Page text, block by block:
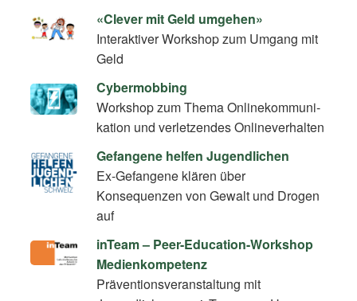
«Clever mit Geld umgehen»
Interaktiver Workshop zum Umgang mit
Geld
Cybermobbing
Workshop zum Thema On­line­kom­mu­ni­
ka­ti­on und verletzendes Onlineverhalten
Gefangene helfen Jugendlichen
Ex-Gefangene klären über
Konsequenzen von Gewalt und Drogen
auf
inTeam – Peer-Education-Workshop
Medienkompetenz
Präventionsveranstaltung mit